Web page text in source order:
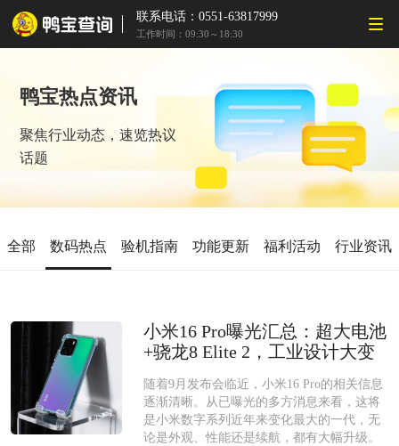
联系电话：0551-63817999
工作时间：09:30～18:30
鸭宝热点资讯
聚焦行业动态，速览热议
话题
全部 数码热点 验机指南 功能更新 福利活动 行业资讯
小米16 Pro曝光汇总：超大电池
+骁龙8 Elite 2，工业设计大变
随着9月发布会临近，小米16 Pro的相关信息
逐渐清晰。从已曝光的多方消息来看，这将
是小米数字系列近年来变化最大的一代，无
论是外观、性能还是续航，都有大幅升级。